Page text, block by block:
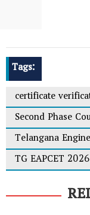
Tags:
certificate
Second Phase
Telangana
TG EAPCET 2026